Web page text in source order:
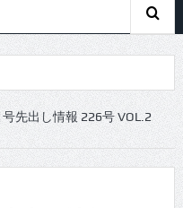
号先出し情報 226号 VOL.2